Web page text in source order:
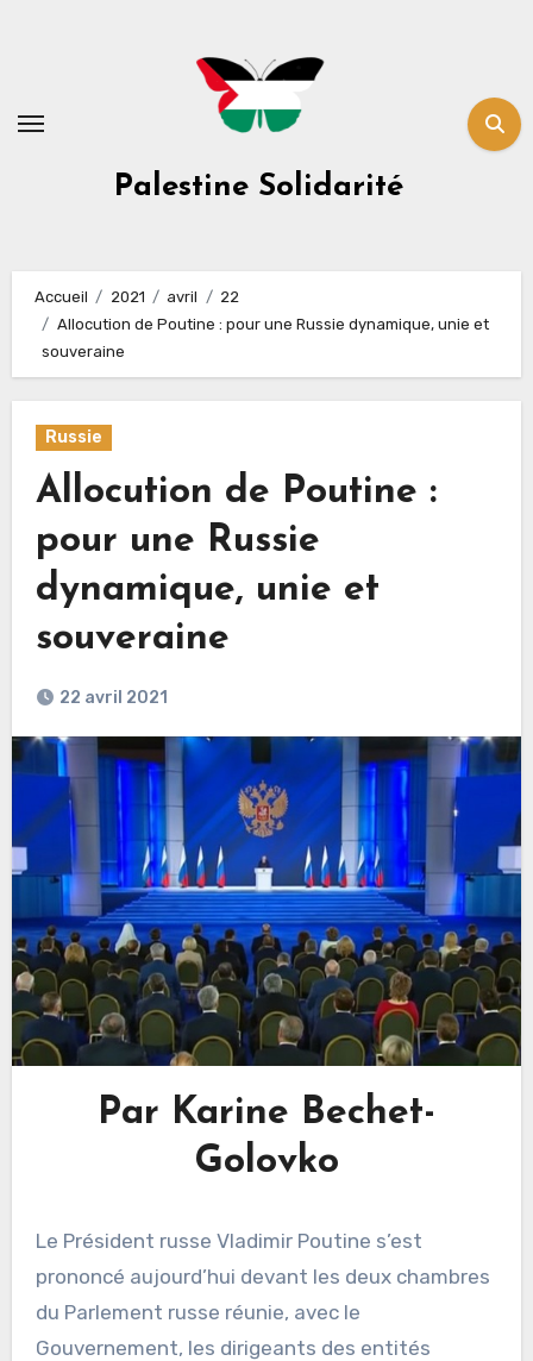
Palestine Solidarité
Accueil 2021 avril
22
Allocution de Poutine : pour une Russie dynamique, unie et
souveraine
Russie
Allocution de Poutine :
pour une Russie
dynamique, unie et
souveraine
22 avril 2021
Par Karine Bechet-
Golovko
Le Président russe Vladimir Poutine s’est
prononcé aujourd’hui devant les deux chambres
du Parlement russe réunie, avec le
Gouvernement, les dirigeants des entités